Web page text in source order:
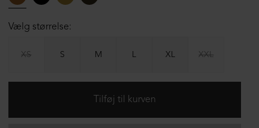
Vælg størrelse:
XS S M L XL XXL